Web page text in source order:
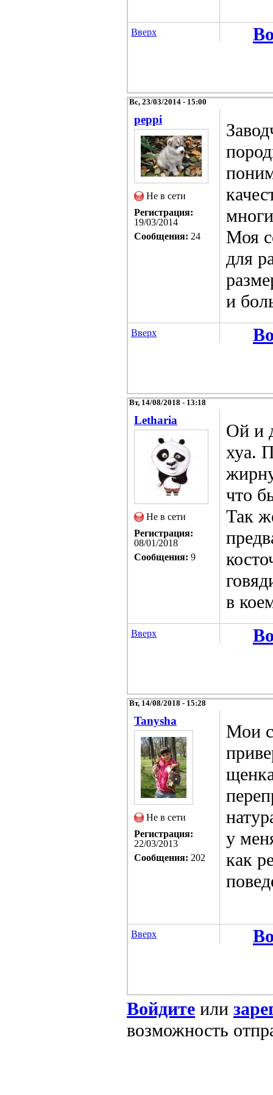
Вверх
Вс, 23/03/2014 - 15:00
peppi
Не в сети
Регистрация:
19/03/2014
Сообщения: 24
Моя
для
и
Вверх
Вт, 14/08/2018 - 13:18
Letharia
Не в сети
Регистрация:
08/01/2018
Сообщения: 9
Ой и
хуа.
что
Так
в
Вверх
Вт, 14/08/2018 - 15:28
Tanysha
Не в сети
Регистрация:
22/03/2013
Сообщения: 202
Мои
у
как
Вверх
Войдите или
возможность